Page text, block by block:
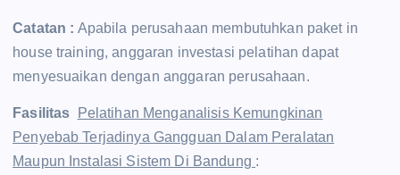
Catatan : Apabila perusahaan membutuhkan paket in
house training, anggaran investasi pelatihan dapat
menyesuaikan dengan anggaran perusahaan.
Fasilitas
Pelatihan Menganalisis Kemungkinan
Penyebab Terjadinya Gangguan Dalam Peralatan
Maupun Instalasi Sistem Di Bandung :